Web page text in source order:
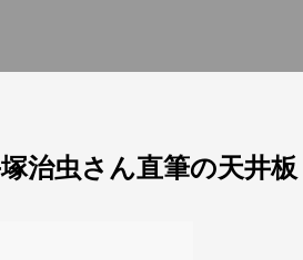
治虫さん直筆の天井板